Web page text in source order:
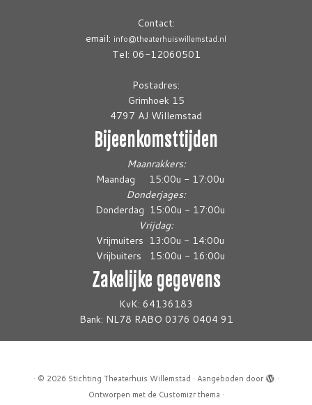
Contact:
email: info@theaterhuiswillemstad.nl
Tel: 06-12060501
Postadres:
Grimhoek 15
4797 AJ Willemstad
Bijeenkomsttijden
Maanrakkers:
Maandag 15:00u - 17:00u
Donderjages:
Donderdag 15:00u - 17:00u
Vrijdag:
Vrijmuiters 13:00u - 14:00u
Vrijbuiters 15:00u - 16:00u
Zakelijke gegevens
KvK: 64136183
Bank: NL78 RABO 0376 0404 91
· © 2026 Stichting Theaterhuis Willemstad · Aangeboden door
·
Ontworpen met de Customizr thema ·